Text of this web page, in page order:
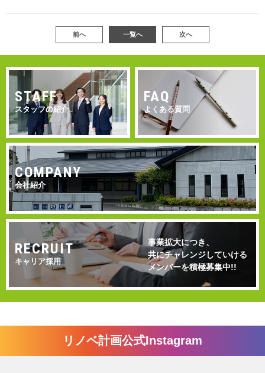
前へ 一覧へ 次へ
STAFF
スタッフの紹介
FAQ
よくある質問
COMPANY
会社紹介
RECRUIT
キャリア採用
事業拡大につき、
共にチャレンジしていける
メンバーを積極募集中!!
リノベ計画公式Instagram